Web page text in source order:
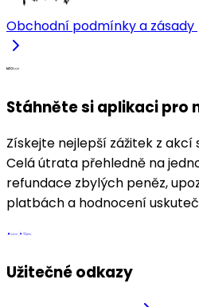
Obchodní podmínky a zásady
Stáhněte si aplikaci pro
Získejte nejlepší zážitek z
Celá útrata přehledně na
refundace zbylých peněz,
platbách a hodnocení
Užitečné odkazy